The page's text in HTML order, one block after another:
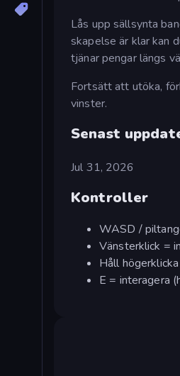
Lås upp sällsynta
skapelse är klar kan
tjänar pengar längs
Fortsätt att utöka,
vinster.
Senast
Jul 31, 2026
Kontroller
WASD /
Vänsterklick =
Håll
E = interagera